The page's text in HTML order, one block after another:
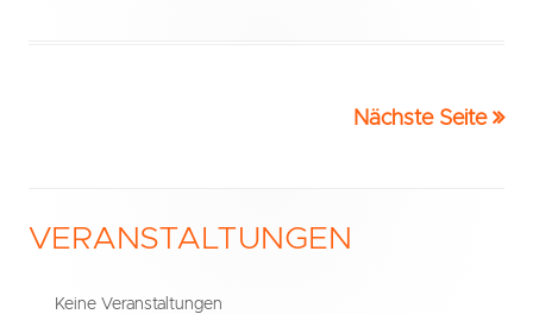
Beiträge
Nächste Seite
Haupt-
Seitenleiste
VERANSTALTUNGEN
Keine Veranstaltungen